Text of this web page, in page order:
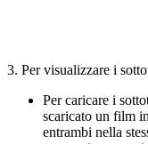
3. Per visualizzare i
Per caricare i
scaricato un film
entrambi nella